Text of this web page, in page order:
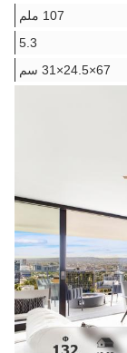
107 ملم
5.3
67×24.5×31 سم